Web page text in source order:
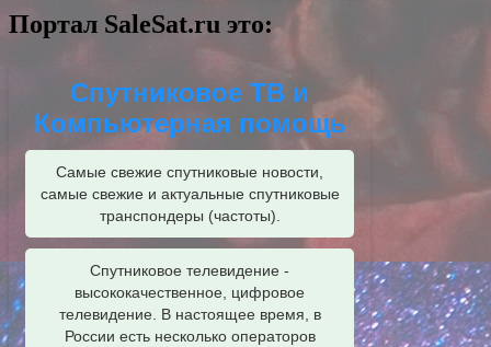
Портал SaleSat.ru это:
Спутниковое ТВ и
Компьютерная помощь
Самые свежие спутниковые новости,
самые свежие и актуальные спутниковые
транспондеры (частоты).
Спутниковое телевидение -
высококачественное, цифровое
телевидение. В настоящее время, в
России есть несколько операторов